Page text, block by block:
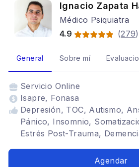
Ignacio Zapata
Médico Psiquiatra
4.9
(279)
General Sobre mí
Servicio Online
Isapre, Fonasa
Depresión, TOC, Autismo,
Pánico, Insomnio,
Estrés Post-Trauma,
postraumático, Trastornos
Agendar